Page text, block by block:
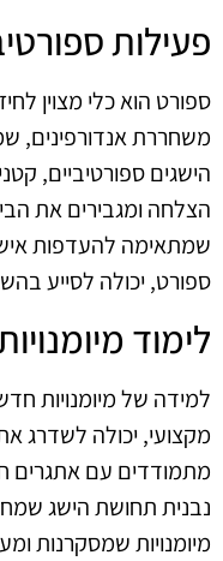
פעילות
ספורט הוא כלי מצוין
משחררת אנדורפינים,
הישגים ספורטיביים,
הצלחה ומגבירים את
שמתאימה להעדפות
ספורט, יכולה לסייע
לימוד
למידה של מיומנויות
מקצועי, יכולה לשדרג
מתמודדים עם אתגרים
נבנית תחושת הישג
מיומנויות שמסקרנות